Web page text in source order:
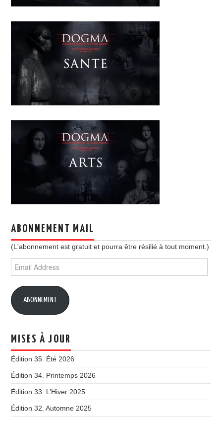
ABONNEMENT MAIL
(L'abonnement est gratuit et pourra être résilié à tout moment.)
Address
ABONNEMENT
MISES À JOUR
Édition 35. Été 2026
Édition 34. Printemps 2026
Édition 33. L’Hiver 2025
Édition 32. Automne 2025